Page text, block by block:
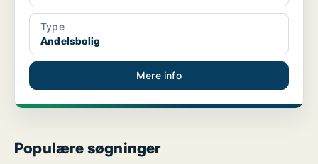
Type
Andelsbolig
Mere info
Populære søgninger